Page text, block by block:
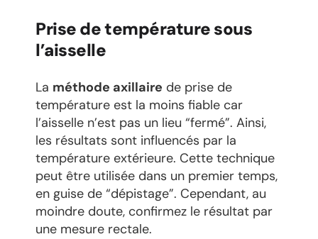
Prise de température sous
l’aisselle
La méthode axillaire de prise de
température est la moins fiable car
l’aisselle n’est pas un lieu “fermé”. Ainsi,
les résultats sont influencés par la
température extérieure. Cette technique
peut être utilisée dans un premier temps,
en guise de “dépistage”. Cependant, au
moindre doute, confirmez le résultat par
une mesure rectale.